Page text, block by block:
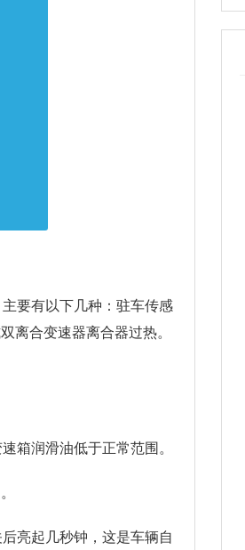
要有以下几种：驻车传感
离合变速器离合器过热。
箱润滑油低于正常范围。
亮起几秒钟，这是车辆自